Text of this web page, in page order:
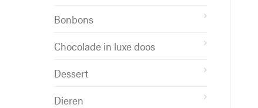
Bonbons
Chocolade in luxe doos
Dessert
Dieren